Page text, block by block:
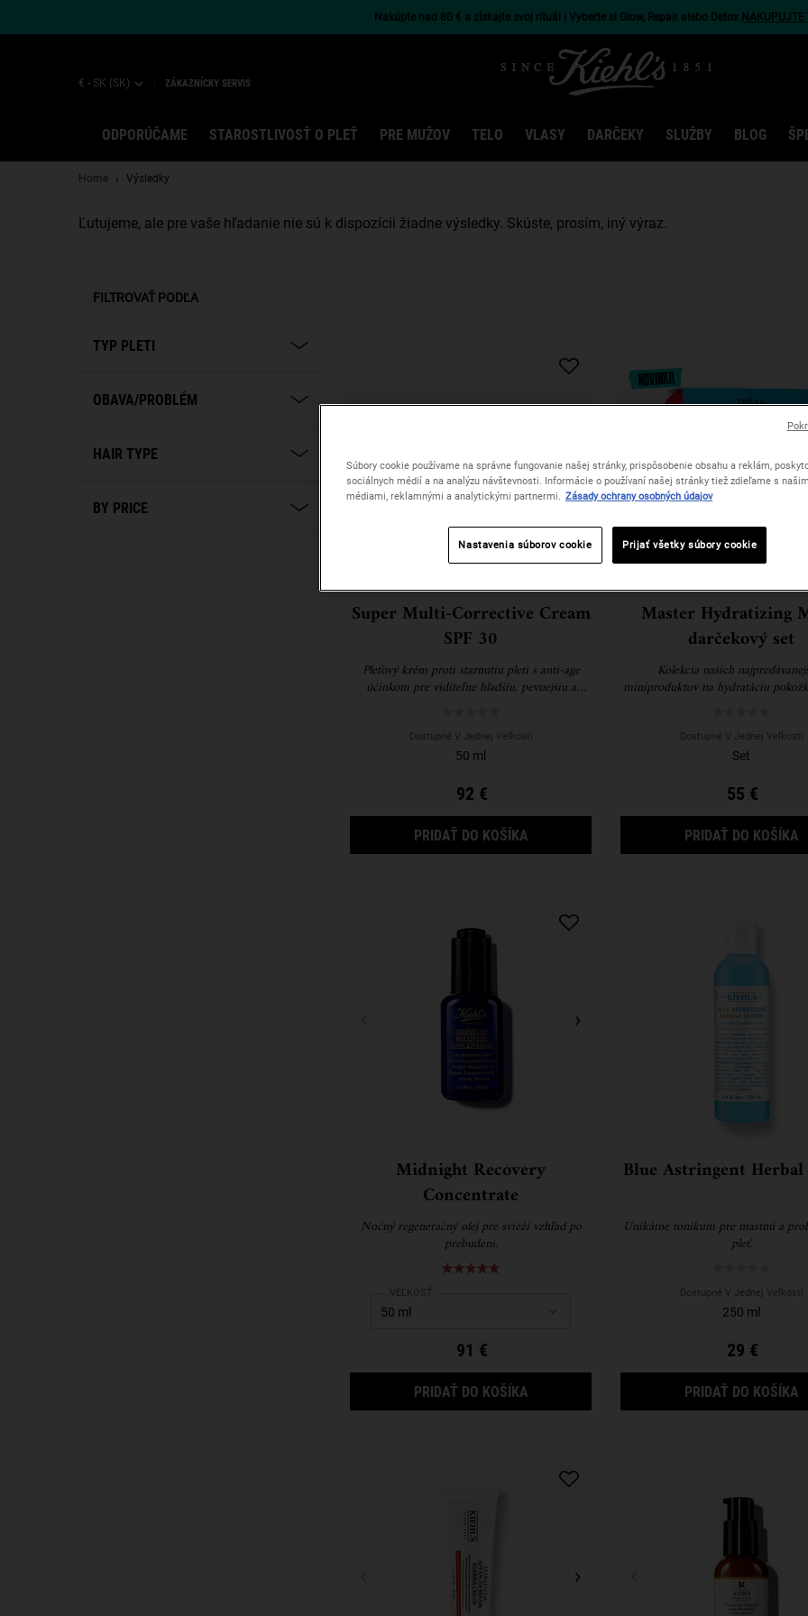
Nakúpte nad 80 € a získajte svoj rituál | Vyberte si Glow, Repair alebo Detox NAKUPUJTE
€ - SK (SK) ZÁKAZNÍCKY SERVIS
ODPORÚČAME STAROSTLIVOSŤ O PLEŤ PRE MUŽOV TELO VLASY DARČEKY SLUŽBY BLOG
Home Výsledky
Ľutujeme, ale pre vaše hľadanie nie sú k dispozícii žiadne výsledky. Skúste, prosím, iný výraz.
FILTROVAŤ PODĽA
TYP PLETI
OBAVA/PROBLÉM
HAIR TYPE
BY PRICE
Super Multi-Corrective Cream
SPF 30
Pleťový krém proti starnutiu pleti s anti-age
účinkom pre viditeľne hladšiu, pevnejšiu a
Dostupné V Jednej Veľkosti
50 ml
92 €
PRIDAŤ DO KOŠÍKA SUPER MULTI-CORRECTIVE CREAM SPF 30
Master Hydratizing
darčekový set
Kolekcia našich
miniproduktov na hydratáciu
Dostupné V Jednej Veľkosti
Set
55 €
PRIDAŤ DO KOŠÍKA
Midnight Recovery
Concentrate
Nočný regeneračný olej pre svieži vzhľad po
prebudení.
Select a
VEĽKOSŤ
91 €
PRIDAŤ DO KOŠÍKA MIDNIGHT RECOVERY CONCENTRATE
Blue Astringent
Unikátne tonikum pre mastnú a
pleť.
Dostupné V Jednej Veľkosti
250 ml
29 €
PRIDAŤ DO KOŠÍKA
Súbory cookie používame na správne fungovanie našej stránky, prispôsobenie obsahu a reklám,
sociálnych médií a na analýzu návštevnosti. Informácie o používaní našej stránky tiež zdieľame s
médiami, reklamnými a analytickými partnermi. Zásady ochrany osobných údajov
Nastavenia súborov cookie Prijať všetky súbory cookie